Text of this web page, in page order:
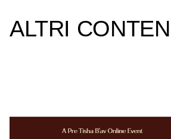
ALTRI